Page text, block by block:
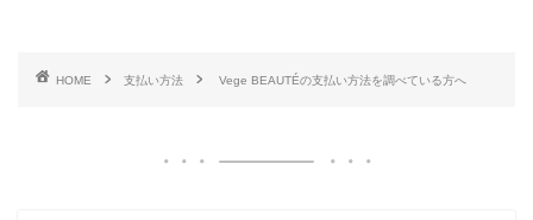
HOME 支払い方法 Vege BEAUTÉの支払い方法を調べている方へ